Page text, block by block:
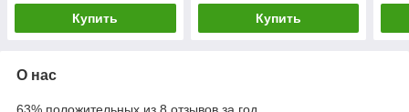
Купить Купить
О нас